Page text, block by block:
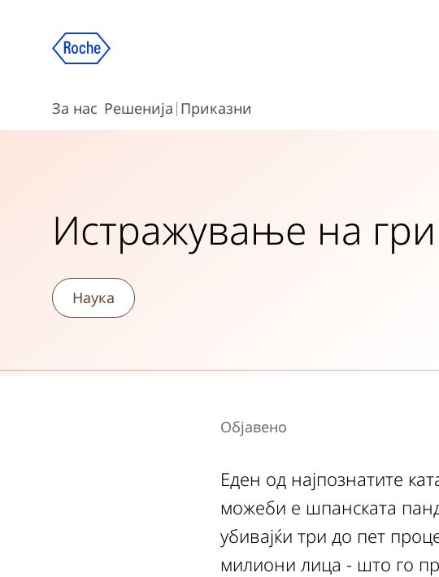
За нас Решенија Приказни
Истражување на
Наука
Објавено
Еден од најпознатите
можеби е шпанската
убивајќи три до пет
милиони лица - што го